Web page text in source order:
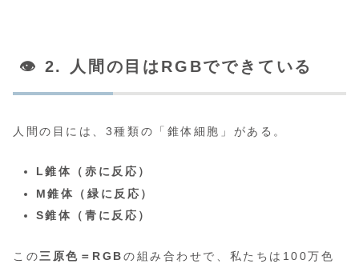
👁️ 2. 人間の目はRGBでできている
人間の目には、3種類の「錐体細胞」がある。
L錐体（赤に反応）
M錐体（緑に反応）
S錐体（青に反応）
この三原色＝RGBの組み合わせで、私たちは100万色